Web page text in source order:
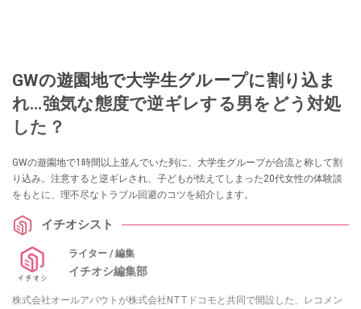
GWの遊園地で大学生グループに割り込ま
れ…強気な態度で逆ギレする男をどう対処
した？
GWの遊園地で1時間以上並んでいた列に、大学生グループが合流と称して割
り込み。注意すると逆ギレされ、子どもが怯えてしまった20代女性の体験談
をもとに、理不尽なトラブル回避のコツを紹介します。
イチオシスト
ライター / 編集
イチオシ編集部
株式会社オールアバウトが株式会社NTTドコモと共同で開設した、レコメン